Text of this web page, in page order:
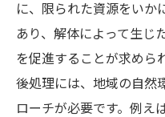
都市開発における
都市開発と環
解体が都市環
持続可能な都
に、限られた資源をいか
あり、解体によって生じ
を促進することが求めら
後処理には、地域の自然
ローチが必要です。例え